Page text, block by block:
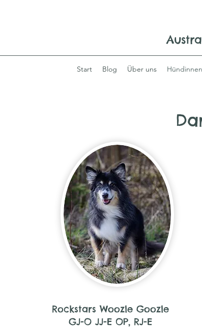
Start Blog Über uns Hündinnen
Rockstars Woozle Goozle
GJ-O JJ-E OP, RJ-E